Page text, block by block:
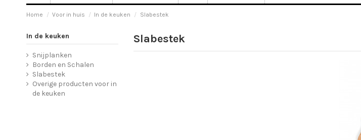
Home Voor in huis In de keuken Slabestek
Slabestek
In de keuken
Snijplanken
Borden en Schalen
Slabestek
Overige producten voor in
de keuken